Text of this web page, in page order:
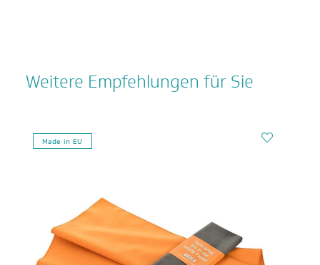
Weitere Empfehlungen für Sie
Made in EU